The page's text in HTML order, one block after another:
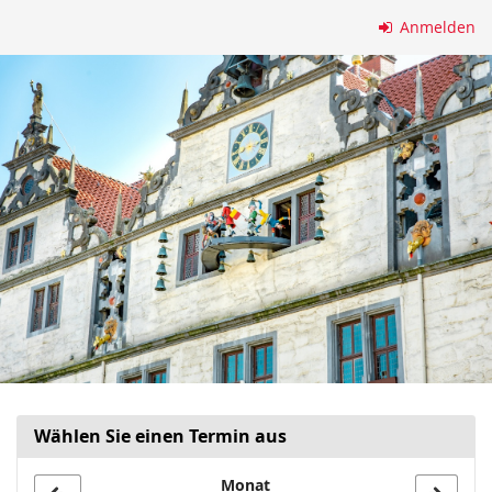
springen
Anmelden
Wählen Sie einen Termin aus
Monat